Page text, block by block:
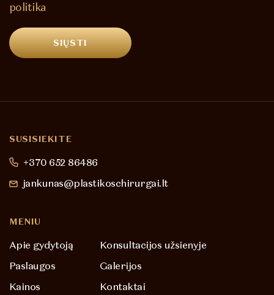
politika
SUSISIEKITE
+370 652 86486
jankunas@plastikoschirurgai.lt
MENIU
Apie gydytoją
Konsultacijos užsienyje
Paslaugos
Galerijos
Kainos
Kontaktai